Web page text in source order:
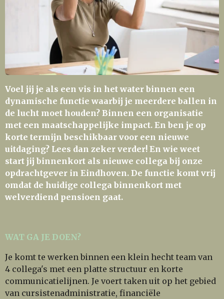
Voel jij je als een vis in het water binnen een
dynamische functie waarbij je meerdere ballen in
de lucht moet houden? Binnen een organisatie
met een maatschappelijke impact. En ben je op
korte termijn beschikbaar voor een nieuwe
uitdaging? Lees dan zeker verder! En wie weet
start jij binnenkort als nieuwe collega bij onze
opdrachtgever in Eindhoven. De functie komt vrij
omdat de huidige collega binnenkort met
welverdiend pensioen gaat.
WAT GA JE DOEN?
Je komt te werken binnen een klein hecht team van
4 collega's met een platte structuur en korte
communicatielijnen. Je voert taken uit op het gebied
van cursistenadministratie, financiële